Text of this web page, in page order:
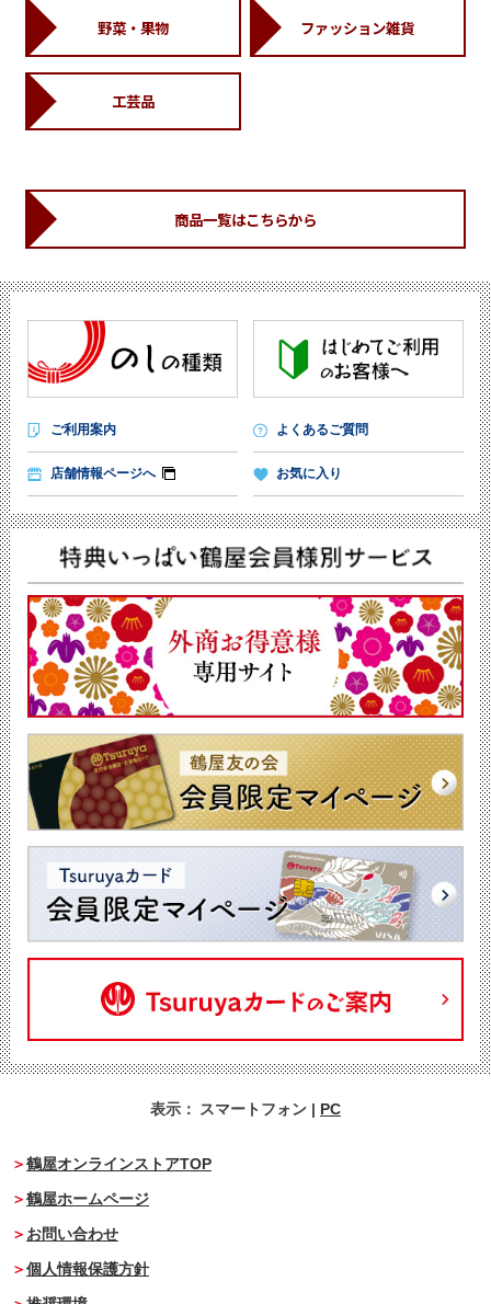
野菜・果物 ファッション雑貨
工芸品
商品一覧はこちらから
ご利用案内 よくあるご質問
店舗情報ページへ お気に入り
表示： スマートフォン | PC
鶴屋オンラインストアTOP
鶴屋ホームページ
お問い合わせ
個人情報保護方針